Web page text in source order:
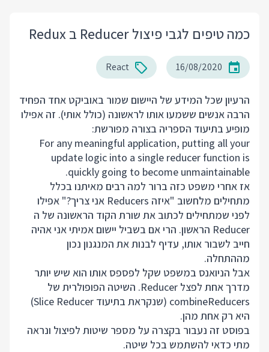
כמה טיפים לגבי פיצול Reducer ב Redux
16/08/2020
React
הרעיון שכל המידע של היישום שמור באוביקט אחד הפחיד
הרבה אנשים ששמעו אותו לראשונה (כולל אותי). זה אפילו
מופיע בתיעוד הספריה בצורה מפורשת:
For any meaningful application, putting all your
update logic into a single reducer function is
quickly going to become unmaintainable.
אז אחרי משפט כזה ברור למה רבים מאיתנו בכלל
מתחילים מלחשוב "איזה Reducers אני צריך?" אפילו
לפני שמתחילים לכתוב את שורת הקוד הראשונה של ה
Reducer הראשון. הרי אם בשביל יישום אמיתי אני אהיה
חייב לשבור אותו, עדיף לבנות את המנגנון נכון
מההתחלה.
אבל הניואנס במשפט שקל לפספס אותו הוא שיש יותר
מדרך אחת לפצל Reducer. השיטה הפופולרית של
combineReducers (שנקראת בתיעוד Slice Reducer)
היא רק אחת מהן.
בפוסט זה נעבור בקצרה על מספר שיטות לפיצול ונראה
מתי כדאי להשתמש בכל שיטה.